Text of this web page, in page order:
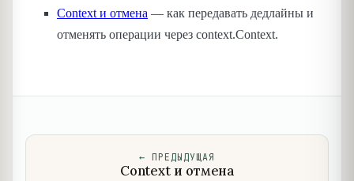
Context и отмена — как передавать дедлайны и
отменять операции через context.Context.
← ПРЕДЫДУЩАЯ
Context и отмена